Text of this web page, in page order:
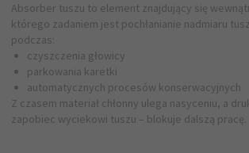
Absorber tuszu to element znajdujący się
którego zadaniem jest pochłanianie nadmiaru
podczas:
czyszczenia głowicy
parkowania karetki
automatycznych procesów konserwacyjnych
Z czasem materiał chłonny ulega nasyceniu, a
zapobiec wyciekowi tuszu – blokuje dalszą pracę.